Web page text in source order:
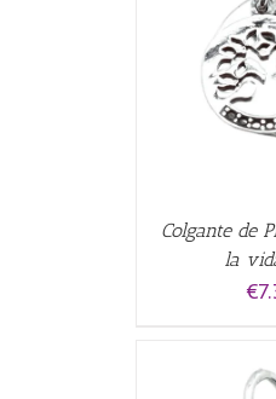
Colgante de
la
€